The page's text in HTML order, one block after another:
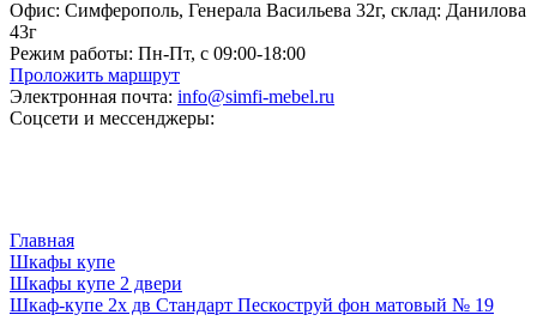
Офис: Симферополь, Генерала Васильева 32г, склад: Данилова
43г
Режим работы: Пн-Пт, с 09:00-18:00
Проложить маршрут
Электронная почта: info@simfi-mebel.ru
Соцсети и мессенджеры:
Главная
Шкафы купе
Шкафы купе 2 двери
Шкаф-купе 2х дв Стандарт Пескоструй фон матовый № 19